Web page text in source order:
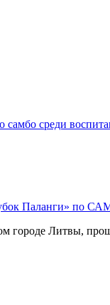
среди
Паланги» по
городе Литвы,